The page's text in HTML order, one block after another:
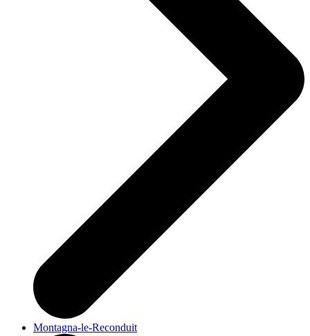
Montagna-le-Reconduit